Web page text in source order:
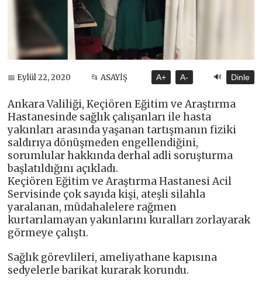
📅 Eylül 22, 2020 📂 ASAYİŞ A+ A- 🔊 Dinle
Ankara Valiliği, Keçiören Eğitim ve Araştırma
Hastanesinde sağlık çalışanları ile hasta
yakınları arasında yaşanan tartışmanın fiziki
saldırıya dönüşmeden engellendiğini,
sorumlular hakkında derhal adli soruşturma
başlatıldığını açıkladı.
Keçiören Eğitim ve Araştırma Hastanesi Acil
Servisinde çok sayıda kişi, ateşli silahla
yaralanan, müdahalelere rağmen
kurtarılamayan yakınlarını kuralları zorlayarak
görmeye çalıştı.
Sağlık görevlileri, ameliyathane kapısına
sedyelerle barikat kurarak korundu.